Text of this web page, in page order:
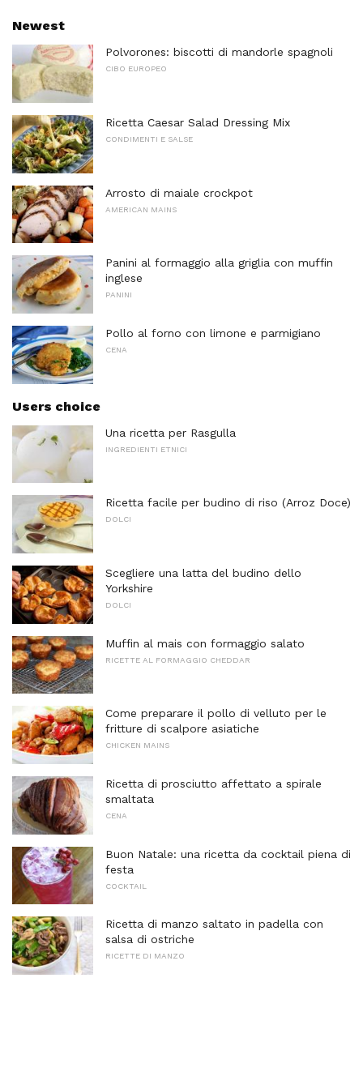
Newest
Polvorones: biscotti di mandorle spagnoli
CIBO EUROPEO
Ricetta Caesar Salad Dressing Mix
CONDIMENTI E SALSE
Arrosto di maiale crockpot
AMERICAN MAINS
Panini al formaggio alla griglia con muffin
inglese
PANINI
Pollo al forno con limone e parmigiano
CENA
Users choice
Una ricetta per Rasgulla
INGREDIENTI ETNICI
Ricetta facile per budino di riso (Arroz Doce)
DOLCI
Scegliere una latta del budino dello
Yorkshire
DOLCI
Muffin al mais con formaggio salato
RICETTE AL FORMAGGIO CHEDDAR
Come preparare il pollo di velluto per le
fritture di scalpore asiatiche
CHICKEN MAINS
Ricetta di prosciutto affettato a spirale
smaltata
CENA
Buon Natale: una ricetta da cocktail piena di
festa
COCKTAIL
Ricetta di manzo saltato in padella con
salsa di ostriche
RICETTE DI MANZO